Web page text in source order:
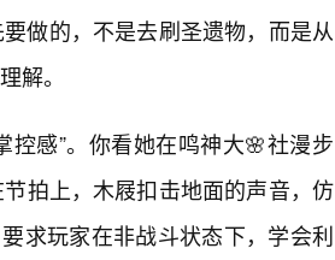
做的，不是去刷圣遗物，而是从
解。
控感”。你看她在鸣神大🌸社漫步
拍上，木屐扣击地面的声音，仿
求玩家在非战斗状态下，学会利